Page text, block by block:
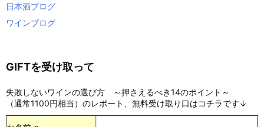
日本酒ブログ
ワインブログ
GIFTを受け取って
失敗しないワインの選び方 ～押さえるべき14のポイント～
（通常1100円相当）のレポート、無料受け取り口はコチラです↓